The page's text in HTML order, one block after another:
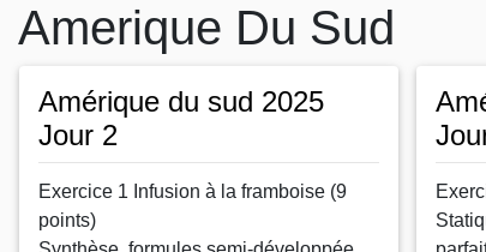
Amerique Du Sud
Amérique du sud 2025
Jour 2
Exercice 1 Infusion à la framboise (9
points)